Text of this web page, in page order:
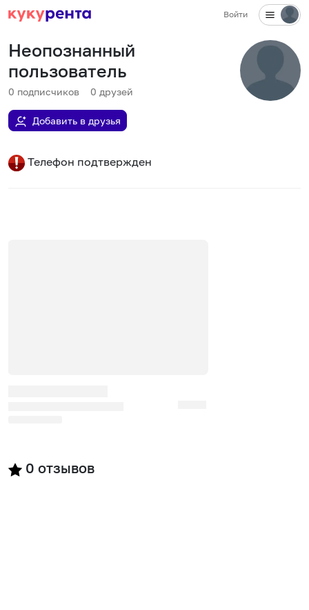
Войти
Неопознанный
пользователь
0 подписчиков 0 друзей
Добавить в друзья
Телефон подтвержден
0 отзывов